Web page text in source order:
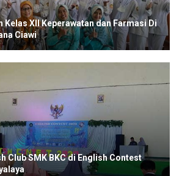
Kelas XII Keperawatan dan Farmasi Di
Ciawi
Club SMK BKC di English Contest